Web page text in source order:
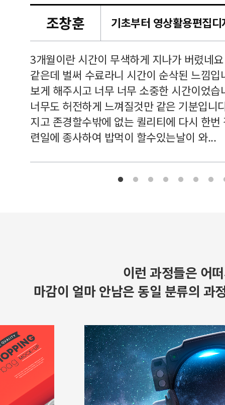
조창훈
3개월이란 시간이 무색하게 지나가 버렸네
같은데 벌써 수료라니 시간이 순삭된 느낌
보게 해주시고 너무 너무 소중한 시간이었
너무도 허전하게 느껴질것만 같은 기분입니
지고 존경할수밖에 없는 퀼리티에 다시 한
련일에 종사하여 밥먹이 할수있는날이 와...
이런 과정들은 어
마감이 얼마 안남은 동일 분류의 과